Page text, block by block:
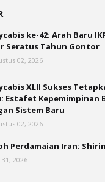
ke-42: Arah Baru
Seratus Tahun Gontor
02, 2026
XLII Sukses
Estafet Kepemimpinan
Sistem Baru
02, 2026
Perdamaian Iran:
31, 2026